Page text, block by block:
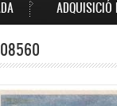
ADQUISICIÓ